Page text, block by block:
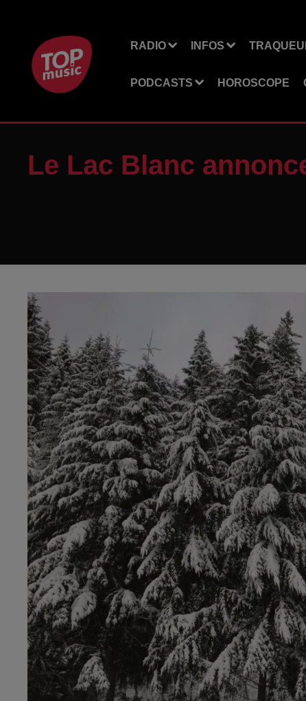
RADIO INFOS
PODCASTS HOROSCOPE
Le Lac Blanc